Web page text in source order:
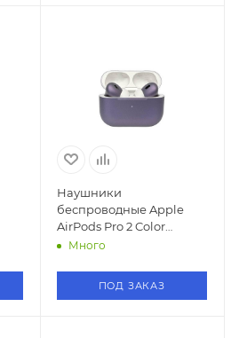
Наушники
беспроводные Apple
AirPods Pro 2 Color
(Purple Pro)
Много
ПОД ЗАКАЗ